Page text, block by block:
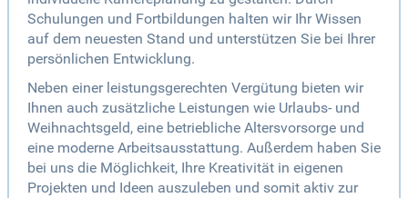
Schulungen und Fortbildungen halten wir Ihr Wissen
auf dem neuesten Stand und unterstützen Sie bei Ihrer
persönlichen Entwicklung.
Neben einer leistungsgerechten Vergütung bieten wir
Ihnen auch zusätzliche Leistungen wie Urlaubs- und
Weihnachtsgeld, eine betriebliche Altersvorsorge und
eine moderne Arbeitsausstattung. Außerdem haben Sie
bei uns die Möglichkeit, Ihre Kreativität in eigenen
Projekten und Ideen auszuleben und somit aktiv zur